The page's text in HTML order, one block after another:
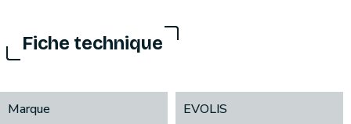
Fiche technique
Marque EVOLIS